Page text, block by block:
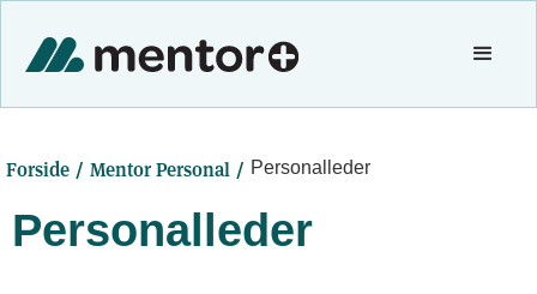
Forside / Mentor Personal / Personalleder
Personalleder